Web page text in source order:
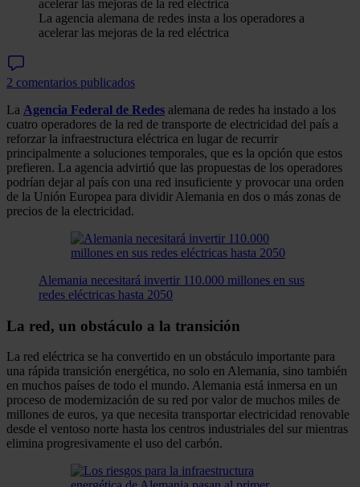
La agencia alemana de redes insta a los operadores a
acelerar las mejoras de la red eléctrica
2 comentarios publicados
La Agencia Federal de Redes alemana de redes ha instado a los
cuatro operadores de la red de transporte de electricidad del país a
reforzar la infraestructura eléctrica en lugar de recurrir
principalmente a soluciones temporales, que es la opción que estos
prefieren. La agencia advirtió que las propuestas de los operadores
podrían dejar al país con una red insuficiente y provocar una orden
de la Unión Europea para dividir Alemania en dos o más zonas de
precios de la electricidad.
Alemania necesitará invertir 110.000 millones en sus
redes eléctricas hasta 2050
La red, un obstáculo a la transición
La red eléctrica se ha convertido en un obstáculo importante para
una rápida transición energética, no solo en Alemania, sino también
en muchos países de todo el mundo. Alemania está inmersa en un
proceso de modernización de su red por valor de muchos miles de
millones de euros, ya que necesita transportar electricidad renovable
desde el ventoso norte hasta los centros industriales del sur mientras
elimina progresivamente el uso del carbón.